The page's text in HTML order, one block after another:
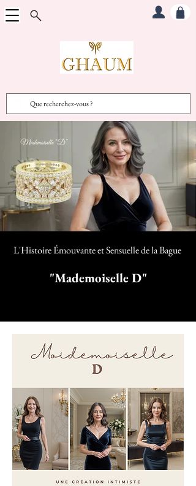
L'Histoire Émouvante et Sensuelle de la Bague
"Mademoiselle D"